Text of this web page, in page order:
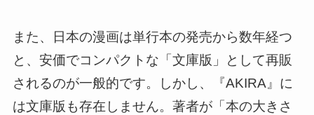
また、日本の漫画は単行本の発売から数年経つ
と、安価でコンパクトな「文庫版」として再販
されるのが一般的です。しかし、『AKIRA』に
は文庫版も存在しません。著者が「本の大きさ